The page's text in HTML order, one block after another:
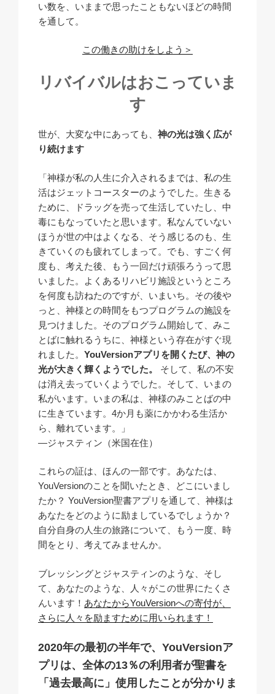
い数を、いままで思ったこともないほどの時間
を通して。
この働きの助けをしよう＞
リバイバルはおこっていま
す
世が、大変な中にあっても、 神の光は強く広が
り続けます
「神様が私の人生に介入されるまでは、私の生
活はジェットコースターのようでした。生きる
ために、ドラッグを売って生活していたし、中
毒にもなっていたと思います。私なんていない
ほうが世の中はよくなる、そう感じるのも、生
きていくのも疲れてしまって。でも、すごく何
度も、考えた後、もう一回だけ頑張ろうって思
いました。よくあるリハビリ施設というところ
を何度も訪ねたのですが、いまいち。その後や
っと、神様との時間をもつプログラムの施設を
見つけました。そのプログラム開始して、みこ
とばに触れるうちに、神様という存在がすぐ現
れました。 YouVersionアプリを開くたび、神の
光が大きく輝くようでした。
そして、私の不安
は消え去っていくようでした。そして、いまの
私がいます。いまの私は、神様のみことばの中
に生きています。4か月も薬にかかわる生活か
ら、離れています。」
―ジャスティン（米国在住）
これらの証は、ほんの一部です。あなたは、
YouVersionのことを聞いたとき、どこにいまし
たか？ YouVersion聖書アプリを通して、神様は
あなたをどのように励ましているでしょうか？
自分自身の人生の旅路について、もう一度、時
間をとり、考えてみませんか。
ブレッシングとジャスティンのような、 そし
て、あなたのような 、人々がこの世界にたくさ
んいます！ あなたからYouVersionへの寄付が、
さらに人々を励ますために用いられます！
2020年の最初の半年で、YouVersionア
プリは、全体の13％の利用者が聖書を
「過去最高に」使用したことが分かりま